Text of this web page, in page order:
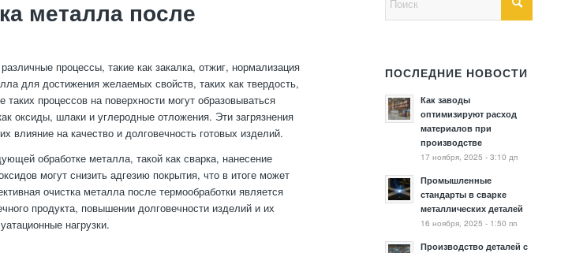
металла после
процессы, такие как закалка, отжиг, нормализация
для достижения желаемых свойств, таких как твердость,
процессов на поверхности могут образовываться
оксиды, шлаки и углеродные отложения. Эти загрязнения
влияние на качество и долговечность готовых изделий.
обработке металла, такой как сварка, нанесение
могут снизить адгезию покрытия, что в итоге может
очистка металла после термообработки является
продукта, повышении долговечности изделий и их
нагрузки.
ПОСЛЕДНИЕ НОВОСТИ
Как заводы
оптимизируют расход
материалов при
производстве
17 ноября, 2025 - 3:10 дп
Промышленные
стандарты в сварке
металлических деталей
16 ноября, 2025 - 1:50 пп
Производство деталей с